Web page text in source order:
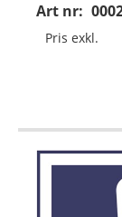
Art nr:
Mått:
Pris exkl.